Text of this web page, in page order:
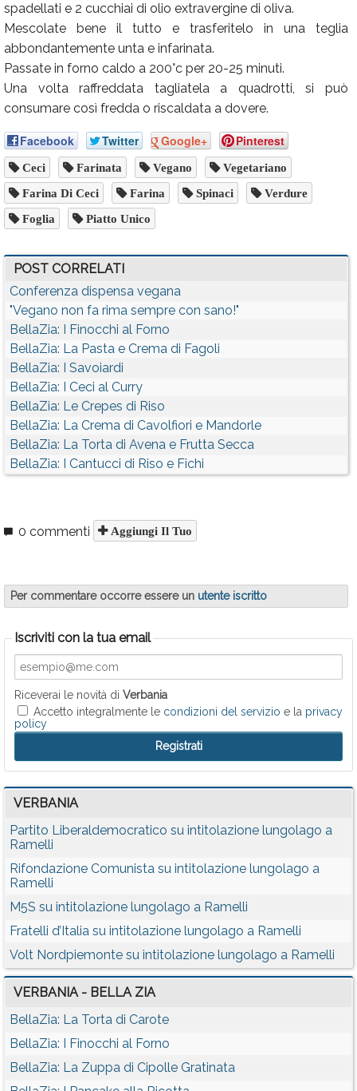
spadellati e 2 cucchiai di olio extravergine di oliva.
Mescolate bene il tutto e trasferitelo in una teglia
abbondantemente unta e infarinata.
Passate in forno caldo a 200°c per 20-25 minuti.
Una volta raffreddata tagliatela a quadrotti, si può
consumare così fredda o riscaldata a dovere.
Facebook Twitter Google+ Pinterest
Ceci Farinata Vegano Vegetariano
Farina Di Ceci Farina Spinaci Verdure
Foglia Piatto Unico
POST CORRELATI
Conferenza dispensa vegana
"Vegano non fa rima sempre con sano!"
BellaZia: I Finocchi al Forno
BellaZia: La Pasta e Crema di Fagoli
BellaZia: I Savoiardi
BellaZia: I Ceci al Curry
BellaZia: Le Crepes di Riso
BellaZia: La Crema di Cavolfiori e Mandorle
BellaZia: La Torta di Avena e Frutta Secca
BellaZia: I Cantucci di Riso e Fichi
0 commenti Aggiungi Il Tuo
Per commentare occorre essere un utente iscritto
Iscriviti con la tua email
Riceverai le novità di Verbania
Accetto integralmente le condizioni del servizio e la privacy
policy
VERBANIA
Partito Liberaldemocratico su intitolazione lungolago a
Ramelli
Rifondazione Comunista su intitolazione lungolago a
Ramelli
M5S su intitolazione lungolago a Ramelli
Fratelli d’Italia su intitolazione lungolago a Ramelli
Volt Nordpiemonte su intitolazione lungolago a Ramelli
VERBANIA - BELLA ZIA
BellaZia: La Torta di Carote
BellaZia: I Finocchi al Forno
BellaZia: La Zuppa di Cipolle Gratinata